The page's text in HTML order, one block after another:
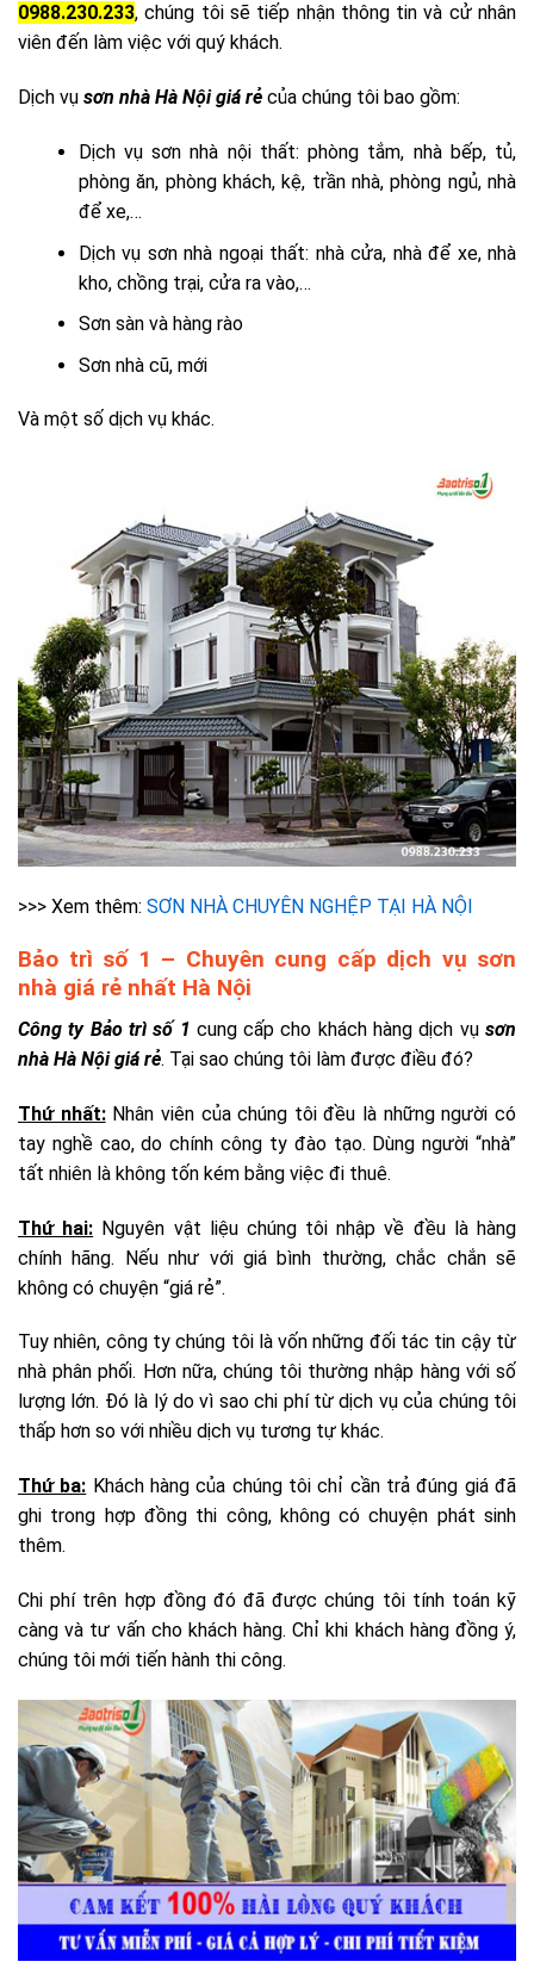
0988.230.233, chúng tôi sẽ tiếp nhận thông tin và cử nhân
viên đến làm việc với quý khách.
Dịch vụ sơn nhà Hà Nội giá rẻ của chúng tôi bao gồm:
Dịch vụ sơn nhà nội thất: phòng tắm, nhà bếp, tủ,
phòng ăn, phòng khách, kệ, trần nhà, phòng ngủ, nhà
để xe,…
Dịch vụ sơn nhà ngoại thất: nhà cửa, nhà để xe, nhà
kho, chồng trại, cửa ra vào,…
Sơn sàn và hàng rào
Sơn nhà cũ, mới
Và một số dịch vụ khác.
>>> Xem thêm: SƠN NHÀ CHUYÊN NGHỆP TẠI HÀ NỘI
Bảo trì số 1 – Chuyên cung cấp dịch vụ sơn
nhà giá rẻ nhất Hà Nội
Công ty Bảo trì số 1 cung cấp cho khách hàng dịch vụsơn
nhà Hà Nội giá rẻ. Tại sao chúng tôi làm được điều đó?
Thứ nhất:Nhân viên của chúng tôi đều là những người có
tay nghề cao, do chính công ty đào tạo. Dùng người “nhà”
tất nhiên là không tốn kém bằng việc đi thuê.
Thứ hai: Nguyên vật liệu chúng tôi nhập về đều là hàng
chính hãng. Nếu như với giá bình thường, chắc chắn sẽ
không có chuyện “giá rẻ”.
Tuy nhiên, công ty chúng tôi là vốn những đối tác tin cậy từ
nhà phân phối. Hơn nữa, chúng tôi thường nhập hàng với số
lượng lớn. Đó là lý do vì sao chi phí từ dịch vụ của chúng tôi
thấp hơn so với nhiều dịch vụ tương tự khác.
Thứ ba: Khách hàng của chúng tôi chỉ cần trả đúng giá đã
ghi trong hợp đồng thi công, không có chuyện phát sinh
thêm.
Chi phí trên hợp đồng đó đã được chúng tôi tính toán kỹ
càng và tư vấn cho khách hàng. Chỉ khi khách hàng đồng ý,
chúng tôi mới tiến hành thi công.